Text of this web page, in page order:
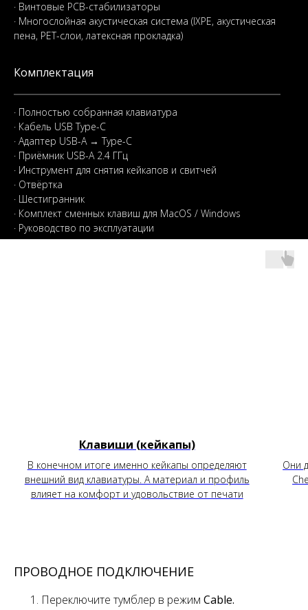
· Винтовые PCB-стабилизаторы
· Многослойная акустическая система (IXPE, акустическая
пена, PET-слои, латексная прокладка)
Комплектация
· Полностью собранная клавиатура
· Кабель USB Type-C
· Адаптер USB-A → Type-C
· Приёмник USB-A 2.4 ГГц
· Инструмент для снятия кейкапов и свитчей
· Отвёртка
· Шестигранник
· Комплект сменных клавиш для MacOS / Windows
· Руководство по эксплуатации
Клавиши (кейкапы)
В конечном итоге именно кейкапы определяют
внешний вид клавиатуры. А материал и профиль
влияет на комфорт и удовольствие от печати
Они
ПРОВОДНОЕ ПОДКЛЮЧЕНИЕ
Переключите тумблер в режим Cable.